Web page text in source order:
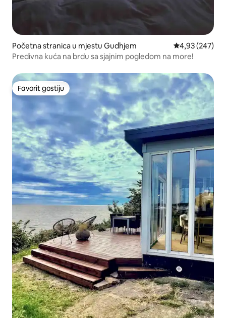
Početna stranica u mjestu Gudhjem prosječna
4,93 (247)
Predivna kuća na brdu sa sjajnim pogledom na more!
Favorit gostiju
Favorit gostiju